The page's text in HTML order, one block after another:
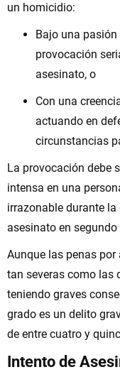
un homicidio:
Bajo una
provocación
asesinato, o
Con una
actuando en
circunstancias
La provocación debe
intensa en una
irrazonable durante
asesinato en segundo
Aunque las penas
tan severas como las
teniendo graves
grado es un delito
de entre cuatro y
Intento de